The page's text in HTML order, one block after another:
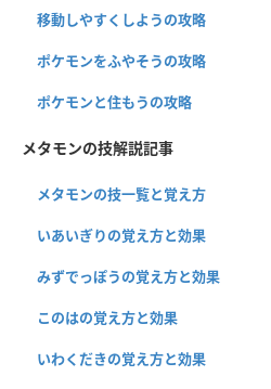
移動しやすくしようの攻略
ポケモンをふやそうの攻略
ポケモンと住もうの攻略
メタモンの技解説記事
メタモンの技一覧と覚え方
いあいぎりの覚え方と効果
みずでっぽうの覚え方と効果
このはの覚え方と効果
いわくだきの覚え方と効果